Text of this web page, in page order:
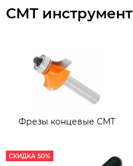
CMT инструмент
Фрезы концевые CMT
СКИДКА 50%